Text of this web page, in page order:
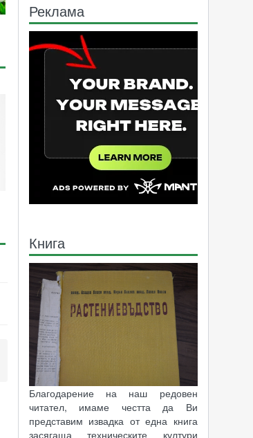
Реклама
Книга
Благодарение на наш редовен
читател, имаме честта да Ви
представим извадка от една книга
засягаща техническите култури